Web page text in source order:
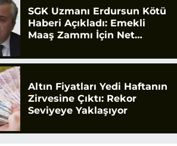
SGK Uzmanı Erdursun Kötü
Haberi Açıkladı: Emekli
Maaş Zammı İçin Net
Altın Fiyatları Yedi Haftanın
Zirvesine Çıktı: Rekor
Seviyeye Yaklaşıyor